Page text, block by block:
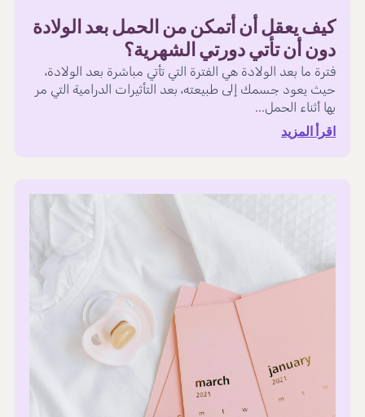
كيف يعقل أن أتمكن من الحمل بعد الولادة
دون أن تأتي دورتي الشهرية؟
فترة ما بعد الولادة هي الفترة التي تأتي مباشرة بعد الولادة،
حيث يعود جسمك إلى طبيعته، بعد التأثيرات الدرامية التي مر
بها أثناء الحمل...
اقرأ المزيد